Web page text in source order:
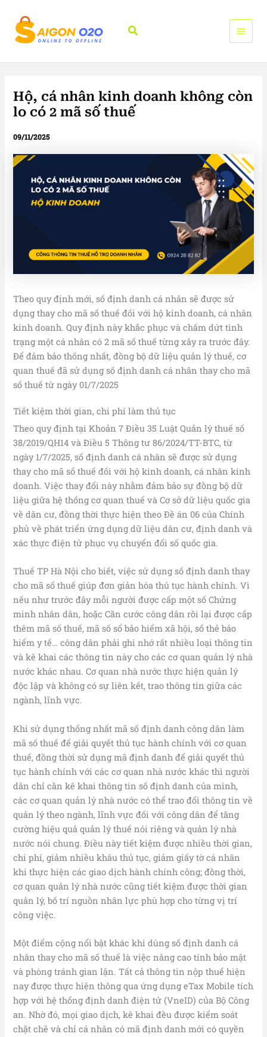
Tìm
Hộ, cá nhân kinh doanh không còn
lo có 2 mã số thuế
09/11/2025
Theo quy định mới, số định danh cá nhân sẽ được sử
dụng thay cho mã số thuế đối với hộ kinh doanh, cá nhân
kinh doanh. Quy định này khắc phục và chấm dứt tình
trạng một cá nhân có 2 mã số thuế từng xảy ra trước đây.
Để đảm bảo thống nhất, đồng bộ dữ liệu quản lý thuế, cơ
quan thuế đã sử dụng số định danh cá nhân thay cho mã
số thuế từ ngày 01/7/2025
Tiết kiệm thời gian, chi phí làm thủ tục
Theo quy định tại Khoản 7 Điều 35 Luật Quản lý thuế số
38/2019/QH14 và Điều 5 Thông tư 86/2024/TT-BTC, từ
ngày 1/7/2025, số định danh cá nhân sẽ được sử dụng
thay cho mã số thuế đối với hộ kinh doanh, cá nhân kinh
doanh. Việc thay đổi này nhằm đảm bảo sự đồng bộ dữ
liệu giữa hệ thống cơ quan thuế và Cơ sở dữ liệu quốc gia
về dân cư, đồng thời thực hiện theo Đề án 06 của Chính
phủ về phát triển ứng dụng dữ liệu dân cư, định danh và
xác thực điện tử phục vụ chuyển đổi số quốc gia.
Thuế TP Hà Nội cho biết, việc sử dụng số định danh thay
cho mã số thuế giúp đơn giản hóa thủ tục hành chính. Vì
nếu như trước đây mỗi người được cấp một số Chứng
minh nhân dân, hoặc Căn cước công dân rồi lại được cấp
thêm mã số thuế, mã số sổ bảo hiểm xã hội, số thẻ bảo
hiểm y tế… công dân phải ghi nhớ rất nhiều loại thông tin
và kê khai các thông tin này cho các cơ quan quản lý nhà
nước khác nhau. Cơ quan nhà nước thực hiện quản lý
độc lập và không có sự liên kết, trao thông tin giữa các
ngành, lĩnh vực.
Khi sử dụng thống nhất mã số định danh công dân làm
mã số thuế để giải quyết thủ tục hành chính với cơ quan
thuế, đồng thời sử dụng mã định danh để giải quyết thủ
tục hành chính với các cơ quan nhà nước khác thì người
dân chỉ cần kê khai thông tin số định danh của mình,
các cơ quan quản lý nhà nước có thể trao đổi thông tin về
quản lý theo ngành, lĩnh vực đối với công dân để tăng
cường hiệu quả quản lý thuế nói riêng và quản lý nhà
nước nói chung. Điều này tiết kiệm được nhiều thời gian,
chi phí, giảm nhiều khâu thủ tục, giảm giấy tờ cá nhân
khi thực hiện các giao dịch hành chính công; đồng thời,
cơ quan quản lý nhà nước cũng tiết kiệm được thời gian
quản lý, bố trí nguồn nhân lực phù hợp cho từng vị trí
công việc.
Một điểm cộng nổi bật khác khi dùng số định danh cá
nhân thay cho mã số thuế là việc nâng cao tính bảo mật
và phòng tránh gian lận. Tất cả thông tin nộp thuế hiện
nay được thực hiện thông qua ứng dụng eTax Mobile tích
hợp với hệ thống định danh điện tử (VneID) của Bộ Công
an. Nhờ đó, mọi giao dịch, kê khai đều được kiểm soát
chặt chẽ và chỉ cá nhân có mã định danh mới có quyền